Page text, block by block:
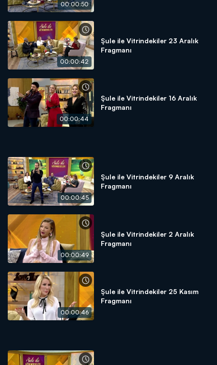
00:00:50
00:00:42
Şule ile Vitrindekiler 23 Aralık
Fragmanı
00:00:44
Şule ile Vitrindekiler 16 Aralık
Fragmanı
00:00:45
Şule ile Vitrindekiler 9 Aralık
Fragmanı
00:00:49
Şule ile Vitrindekiler 2 Aralık
Fragmanı
00:00:46
Şule ile Vitrindekiler 25 Kasım
Fragmanı